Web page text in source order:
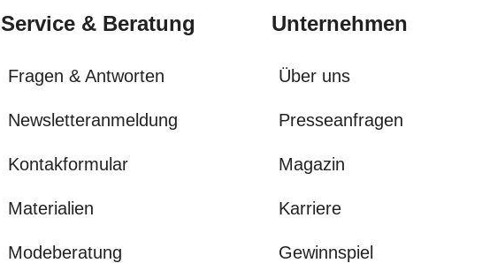
Service & Beratung
Fragen & Antworten
Newsletteranmeldung
Kontakformular
Materialien
Modeberatung
Unternehmen
Über uns
Presseanfragen
Magazin
Karriere
Gewinnspiel